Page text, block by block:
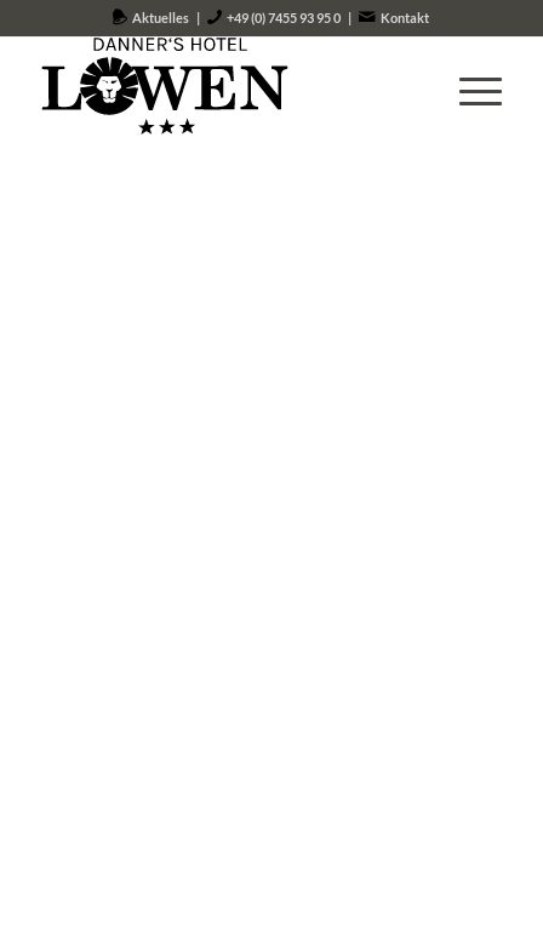
Aktuelles | +49 (0) 7455 93 95 0 | Kontakt